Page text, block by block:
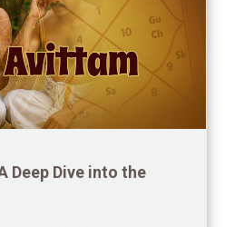
Reviews
Reviews
Reviews
Deep Dive into the